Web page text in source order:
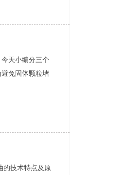
天小编分三个
免固体颗粒堵
的技术特点及原